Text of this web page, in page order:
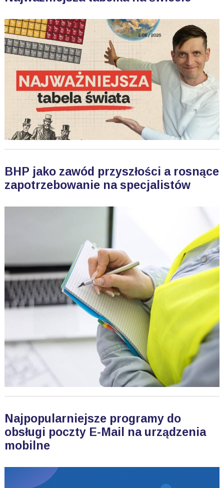
BHP jako zawód przyszłości a rosnące
zapotrzebowanie na specjalistów
Najpopularniejsze programy do
obsługi poczty E-Mail na urządzenia
mobilne